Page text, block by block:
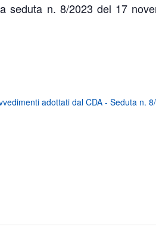
seduta n. 8/2023 del 17
adottati dal CDA - Seduta n.